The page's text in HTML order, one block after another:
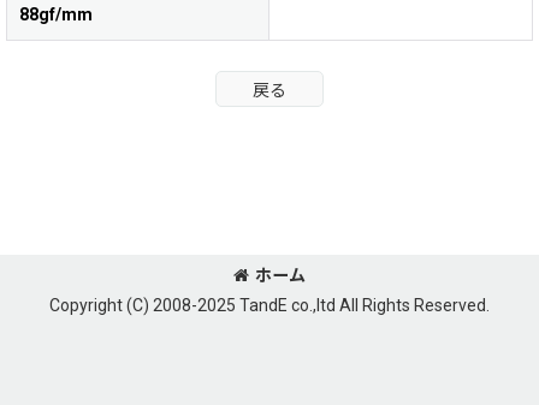
88gf/mm
戻る
ホーム
Copyright (C) 2008-2025 TandE co.,ltd All Rights Reserved.